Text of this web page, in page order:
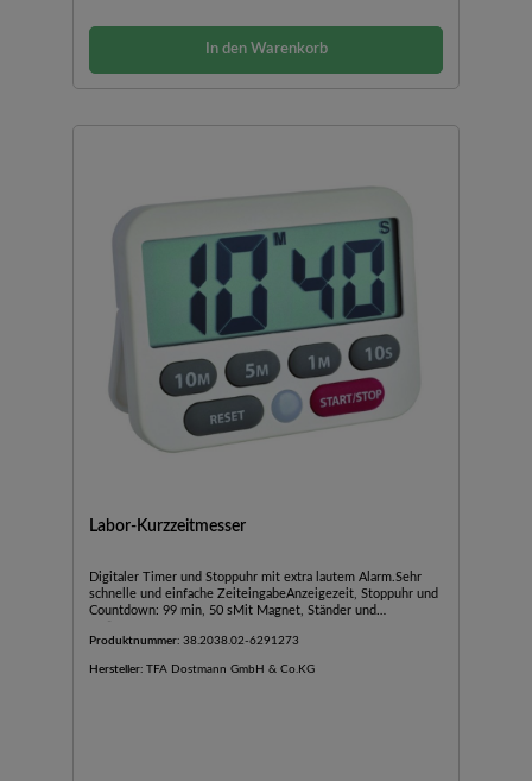
In den Warenkorb
Labor-Kurzzeitmesser
Digitaler Timer und Stoppuhr mit extra lautem Alarm.Sehr
schnelle und einfache ZeiteingabeAnzeigezeit, Stoppuhr und
Countdown: 99 min, 50 sMit Magnet, Ständer und
Produktnummer: 38.2038.02-6291273
Hersteller: TFA Dostmann GmbH & Co.KG